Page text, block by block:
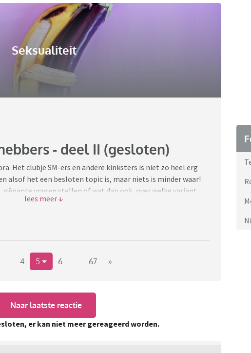
Seksualiteit
- deel II (gesloten)
Het clubje SM-ers en andere kinksters is niet zo heel erg
alsof het een besloten topic is, maar niets is minder waar!
vragen stellen of wat dan ook, over welke variant
wordt met open armen ontvangen. Het wordt daarbij wel
komen kijken nog op zoek zijn naar zo veel mogelijk
die Viva forummers in het verleden hebben aangedragen:
.. 4 5 6 .. 67 »
Naar laatste reactie
er kan niet meer gereageerd worden.